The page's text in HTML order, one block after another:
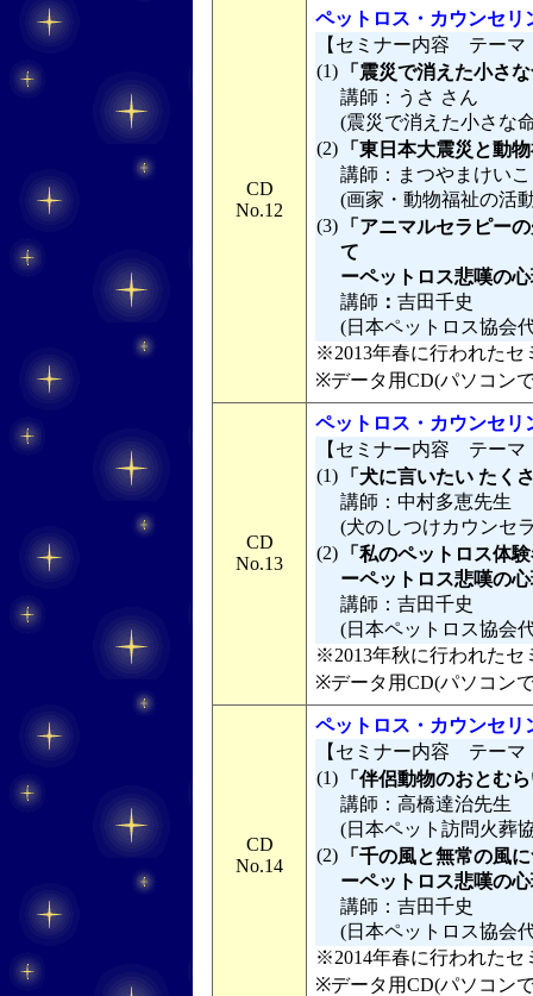
CD
No.12
ペットロス・カウンセ
【セミナー内容 テー
(1)
「震災で消えた小さ
講師：うさ さん
(震災で消えた小さな
(2)
「東日本大震災と動
講師：まつやまけい
(画家・動物福祉の活
(3)
「アニマルセラピー
て
ーペットロス悲嘆の
講師 ： 吉田千史
(日本ペットロス協会
※2013年春に行われたセ
※データ用CD(パソコン
CD
No.13
ペットロス・カウンセ
【セミナー内容 テーマ
(1)
「犬に言いたい たく
講師：中村多恵先生
(犬のしつけカウンセ
(2)
「私のペットロス体
ーペットロス悲嘆の
講師：吉田千史
(日本ペットロス協会
※2013年秋に行われたセ
※データ用CD(パソコン
CD
No.14
ペットロス・カウンセ
【セミナー内容 テーマ
(1)
「伴侶動物のおとむ
講師：高橋達治先生
(日本ペット訪問火葬
(2)
「千の風と無常の風
ーペットロス悲嘆の
講師：吉田千史
(日本ペットロス協会
※2014年春に行われたセ
※データ用CD(パソコン